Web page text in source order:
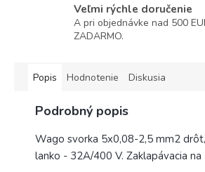
Veľmi rýchle doručenie
A pri objednávke nad 500
ZADARMO.
Popis Hodnotenie Diskusia
Podrobný popis
Wago svorka 5x0,08-2,5 mm2
lanko - 32A/400 V. Zaklapávacia na